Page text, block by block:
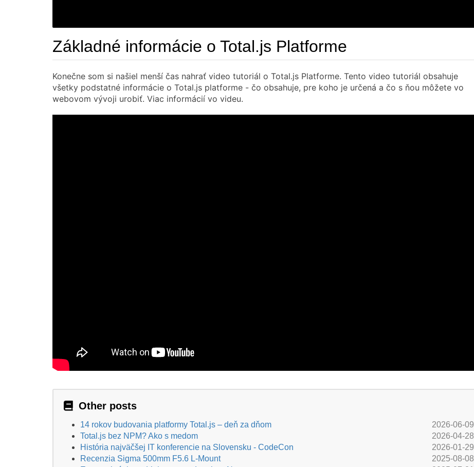
Základné informácie o Total.js Platforme
Konečne som si našiel menší čas nahrať video tutoriál o Total.js Platforme. Tento video tutoriál obsahuje
všetky podstatné informácie o Total.js platforme - čo obsahuje, pre koho je určená a čo s ňou môžete vo
webovom vývoji urobiť. Viac informácií vo videu.
Other posts
2026-06-09
14 rokov budovania platformy Total.js – deň za dňom
2026-04-28
Total.js bez NPM? Ako s medom
2026-01-29
História najväčšej IT konferencie na Slovensku - CodeCon
2025-08-08
Recenzia Sigma 500mm F5.6 L-Mount